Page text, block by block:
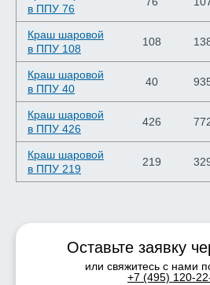
в ППУ 76
Краш шаровой
в ППУ 108
108
Краш шаровой
в ППУ 40
40
Краш шаровой
в ППУ 426
426
Краш шаровой
в ППУ 219
219
Оставьте заявку
или свяжитесь с нами
+7 (495) 120-